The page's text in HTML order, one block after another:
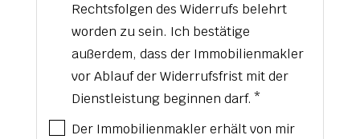
Rechtsfolgen des Widerrufs belehrt
worden zu sein. Ich bestätige
außerdem, dass der Immobilienmakler
vor Ablauf der Widerrufsfrist mit der
Dienstleistung beginnen darf. *
Der Immobilienmakler erhält von mir